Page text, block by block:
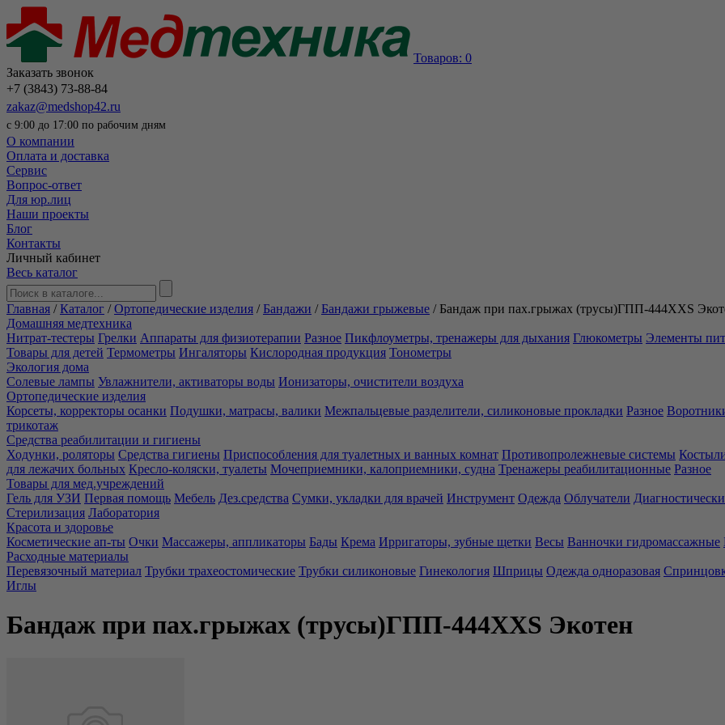
Товаров: 0
Заказать звонок
+7 (3843) 73-88-84
zakaz@medshop42.ru
с 9:00 до 17:00 по рабочим дням
О компании
Оплата и доставка
Сервис
Вопрос-ответ
Для юр.лиц
Наши проекты
Блог
Контакты
Личный кабинет
Весь каталог
Главная /Каталог /Ортопедические изделия / Бандажи / Бандажи грыжевые / Бандаж при пах.грыжах (трусы)ГПП-444ХХS
Домашняя медтехника
Нитрат-тестеры Грелки Аппараты для физиотерапии Разное Пикфлоуметры, тренажеры для дыхания Глюкометры Элементы
Товары для детей Термометры Ингаляторы Кислородная продукция Тонометры
Экология дома
Солевые лампы Увлажнители, активаторы воды Ионизаторы, очистители воздуха
Ортопедические изделия
Корсеты, корректоры осанки Подушки, матрасы, валики Межпальцевые разделители, силиконовые прокладки Разное
трикотаж
Средства реабилитации и гигиены
Ходунки, роляторы Средства гигиены Приспособления для туалетных и ванных комнат Противопролежневые системы
для лежачих больных Кресло-коляски, туалеты Мочеприемники, калоприемники, судна Тренажеры реабилитационные Разное
Товары для мед.учреждений
Гель для УЗИ Первая помощь Мебель Дез.средства Сумки, укладки для врачей Инструмент Одежда Облучатели
Стерилизация Лаборатория
Красота и здоровье
Косметические ап-ты Очки Массажеры, аппликаторы Бады Крема Ирригаторы, зубные щетки Весы Ванночки гидромассажные
Расходные материалы
Перевязочный материал Трубки трахеостомические Трубки силиконовые Гинекология Шприцы Одежда одноразовая
Иглы
Бандаж при пах.грыжах (трусы)ГПП-444ХХS Экотен